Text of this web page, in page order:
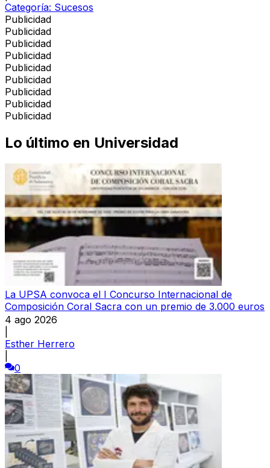
Categoría: Sucesos
Publicidad
Publicidad
Publicidad
Publicidad
Publicidad
Publicidad
Publicidad
Publicidad
Publicidad
Lo último en Universidad
La UPSA convoca el I Concurso Internacional de
Composición Coral Sacra con un premio de 3.000 euros
4 ago 2026
Esther Herrero
0